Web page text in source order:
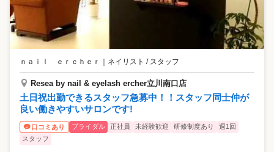
ｎａｉｌ ｅｒｃｈｅｒ ネイリスト / スタッフ
Resea by nail & eyelash ercher立川南口店
土日祝出勤できるスタッフ急募中！！スタッフ同士仲が
良い働きやすいサロンです!
口コミあり ブライダル 正社員 未経験歓迎 研修制度あり
週1回
スタッフ